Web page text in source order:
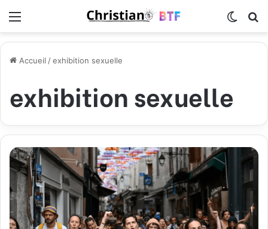
Accueil /exhibition sexuelle
exhibition sexuelle